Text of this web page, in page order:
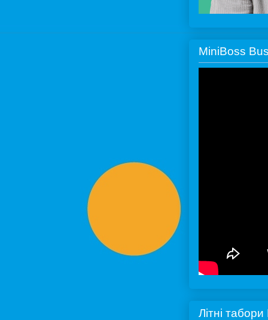
MiniBoss
Літні